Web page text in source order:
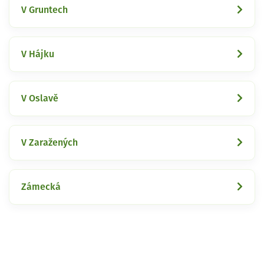
V Gruntech
V Hájku
V Oslavě
V Zaražených
Zámecká